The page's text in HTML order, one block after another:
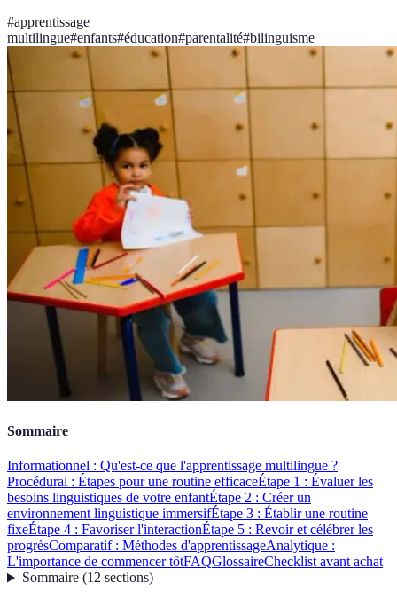
#apprentissage
multilingue#enfants#éducation#parentalité#bilinguisme
Sommaire
Informationnel : Qu'est-ce que l'apprentissage multilingue ?
Procédural : Étapes pour une routine efficaceÉtape 1 : Évaluer les
besoins linguistiques de votre enfantÉtape 2 : Créer un
environnement linguistique immersifÉtape 3 : Établir une routine
fixeÉtape 4 : Favoriser l'interactionÉtape 5 : Revoir et célébrer les
progrèsComparatif : Méthodes d'apprentissageAnalytique :
L'importance de commencer tôtFAQGlossaireChecklist avant achat
Sommaire(12 sections)